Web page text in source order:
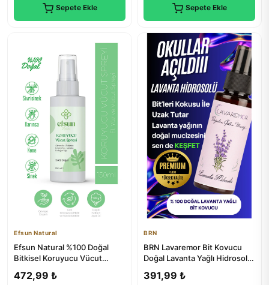
Sepete Ekle Sepete Ekle
Efsun Natural
Efsun Natural %100 Doğal
Bitkisel Koruyucu Vücut
Çözümler
472,99 ₺
BRN
BRN Lavaremor Bit Kovucu
Doğal Lavanta Yağlı Hidrosol
391,99 ₺